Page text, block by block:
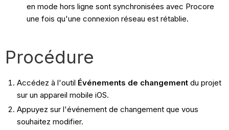
en mode hors ligne sont synchronisées avec Procore
une fois qu'une connexion réseau est rétablie.
Procédure
Accédez à l'outil Événements de changementdu projet
sur un appareil mobile iOS.
Appuyez sur l'événement de changement que vous
souhaitez modifier.